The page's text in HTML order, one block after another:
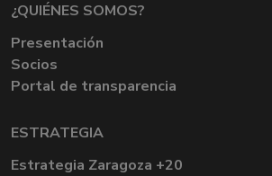
¿QUIÉNES SOMOS?
Presentación
Socios
Portal de transparencia
ESTRATEGIA
Estrategia Zaragoza +20